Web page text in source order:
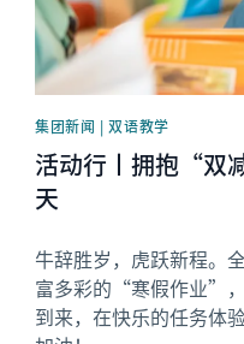
集团新闻 | 双语教学
活动行丨拥抱“双
天
牛辞胜岁，虎跃新程。
富多彩的“寒假作业”
到来，在快乐的任务体